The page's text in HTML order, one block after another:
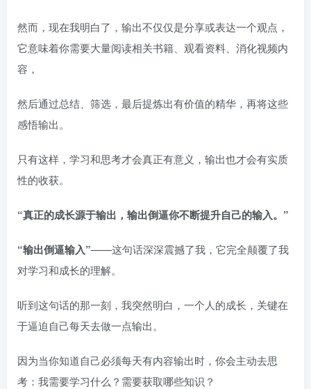
然而，现在我明白了，输出不仅仅是分享或表达一个观点，
它意味着你需要大量阅读相关书籍、观看资料、消化视频内
容，
然后通过总结、筛选，最后提炼出有价值的精华，再将这些
感悟输出。
只有这样，学习和思考才会真正有意义，输出也才会有实质
性的收获。
“真正的成长源于输出，输出倒逼你不断提升自己的输入。”
“输出倒逼输入”——这句话深深震撼了我，它完全颠覆了我
对学习和成长的理解。
听到这句话的那一刻，我突然明白，一个人的成长，关键在
于逼迫自己每天去做一点输出。
因为当你知道自己必须每天有内容输出时，你会主动去思
考：我需要学习什么？需要获取哪些知识？